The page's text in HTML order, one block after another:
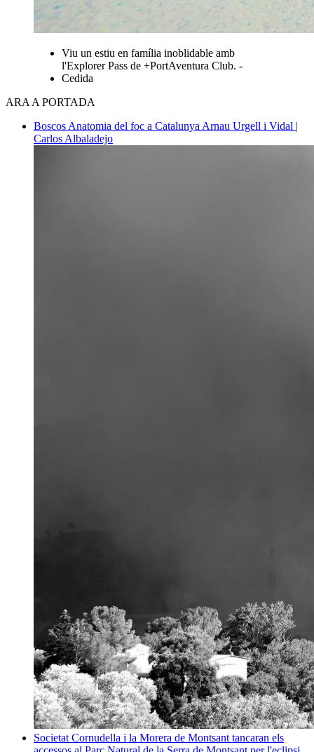
Viu un estiu en família inoblidable amb
l'Explorer Pass de +PortAventura Club. -
Cedida
ARA A PORTADA
Boscos Anatomia del foc a Catalunya Arnau Urgell i Vidal |
Carlos Albaladejo
Societat Cornudella i la Morera de Montsant tancaran els